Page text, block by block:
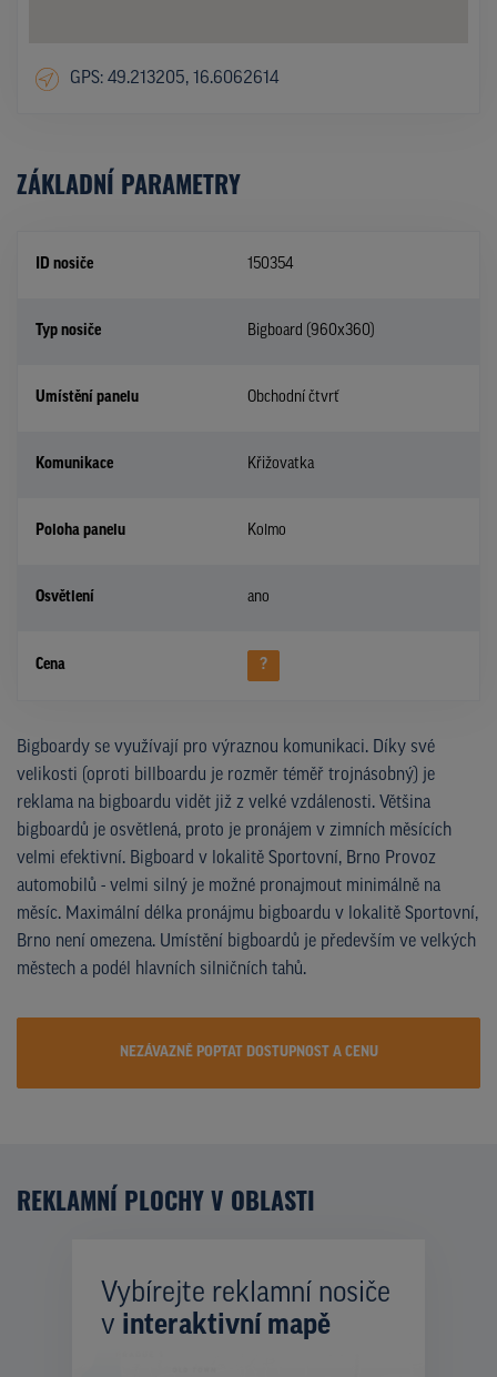
GPS: 49.213205, 16.6062614
ZÁKLADNÍ PARAMETRY
ID nosiče 150354
Typ nosiče Bigboard (960x360)
Umístění panelu Obchodní čtvrť
Komunikace Křižovatka
Poloha panelu Kolmo
Osvětlení ano
Cena ?
Bigboardy se využívají pro výraznou komunikaci. Díky své
velikosti (oproti billboardu je rozměr téměř trojnásobný) je
reklama na bigboardu vidět již z velké vzdálenosti. Většina
bigboardů je osvětlená, proto je pronájem v zimních měsících
velmi efektivní. Bigboard v lokalitě Sportovní, Brno Provoz
automobilů - velmi silný je možné pronajmout minimálně na
měsíc. Maximální délka pronájmu bigboardu v lokalitě Sportovní,
Brno není omezena. Umístění bigboardů je především ve velkých
městech a podél hlavních silničních tahů.
NEZÁVAZNĚ POPTAT DOSTUPNOST A CENU
REKLAMNÍ PLOCHY V OBLASTI
Vybírejte reklamní nosiče
v interaktivní mapě